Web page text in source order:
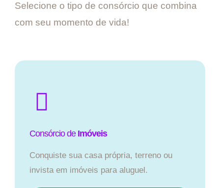
Selecione o tipo de consórcio que combina
com seu momento de vida!
Consórcio de Imóveis
Conquiste sua casa própria, terreno ou
invista em imóveis para aluguel.